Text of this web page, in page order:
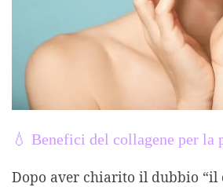
💧 Benefici del collagene per la
Dopo aver chiarito il dubbio “il